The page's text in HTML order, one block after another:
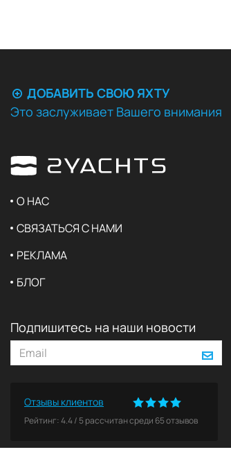
ДОБАВИТЬ СВОЮ ЯХТУ
Это заслуживает Вашего внимания
О НАС
СВЯЗАТЬСЯ С НАМИ
РЕКЛАМА
БЛОГ
Подпишитесь на наши новости
Отзывы клиентов
Рейтинг:4.4/ 5рассчитан среди 65отзывов